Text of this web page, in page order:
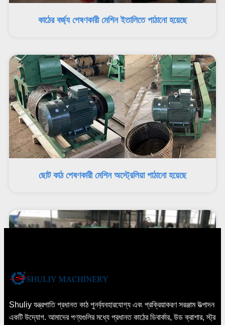
কাঠের বর্জ্য পেষণকারী মেশিন ইতালিতে পাঠানো হয়েছে
ছোট কাঠ পেষণকারী মেশিন অস্ট্রেলিয়া পাঠানো হয়েছে
Shuliy যন্ত্রপাতি প্রধানত কাঠ পুনর্ব্যবহারযোগ্য এবং প্রক্রিয়াকরণ সরঞ্জাম উত্পাদন
একটি উদ্যোগ. আমাদের পণ্যগুলির মধ্যে প্রধানত কাঠের ডিবার্কার, উড ক্রাশার, স্ট্র